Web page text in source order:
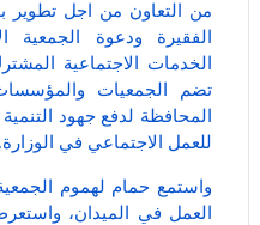
من التعاون من اجل تطوير
الفقيرة ودعوة
الخدمات الاجتماعية
تضم الجمعيات والمؤسسات
المحافظة لدفع جهود
للعمل الاجتماعي في
واستمع حمام لهموم
العمل في الميدان،